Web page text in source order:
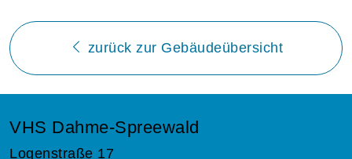
zurück zur Gebäudeübersicht
VHS Dahme-Spreewald
Logenstraße 17